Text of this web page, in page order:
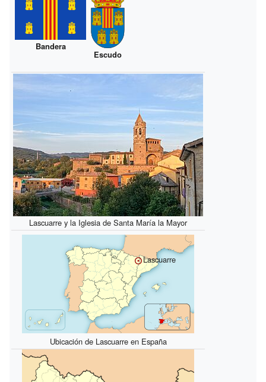
Bandera
Escudo
Lascuarre y la Iglesia de Santa María la Mayor
Lascuarre
Ubicación de Lascuarre en España